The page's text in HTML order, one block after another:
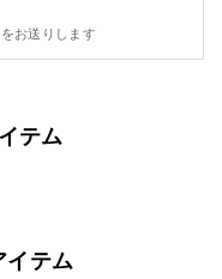
お送りします
テム
イテム